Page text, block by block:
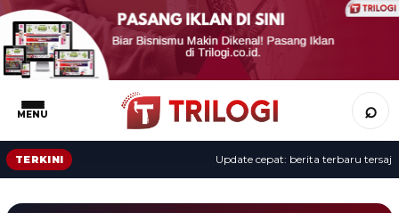
MENU ⌕
TERKINI Update cepat: berita terbaru tersaji